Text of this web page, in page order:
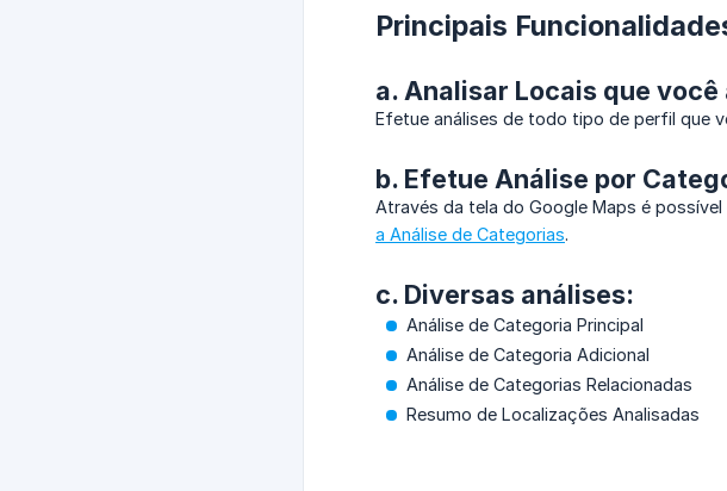
Principais
a. Analisar Locais que
Efetue análises de todo tipo de perfil que
b. Efetue Análise por
Através da tela do Google Maps é
a Análise de Categorias.
c. Diversas análises:
Análise de Categoria Principal
Análise de Categoria Adicional
Análise de Categorias Relacionadas
Resumo de Localizações Analisadas